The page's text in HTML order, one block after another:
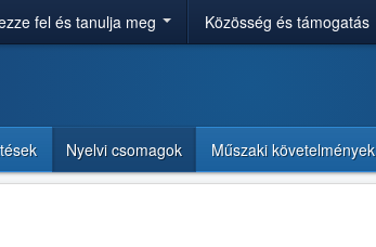
fel és tanulja meg Közösség és támogatás
Nyelvi csomagok Műszaki követelmények